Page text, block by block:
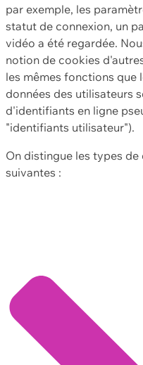
par exemple, les
statut de connexion, un
vidéo a été regardée.
notion de cookies
les mêmes fonctions que
données des utilisateurs
d'identifiants en ligne
"identifiants utilisateur").
On distingue les types
suivantes :